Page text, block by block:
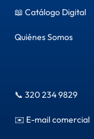
📖 Catálogo Digital
Quiénes Somos
📞 320 234 9829
✉️ E-mail comercial